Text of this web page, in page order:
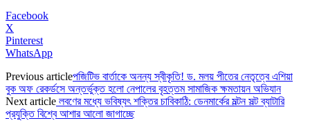
Facebook
X
Pinterest
WhatsApp
Previous articleপজিটিভ বার্তাকে অনন্য স্বীকৃতি! ড. মলয় পীতের নেতৃত্বে এশিয়া
বুক অফ রেকর্ডসে অন্তর্ভুক্ত হলো নেপালের বৃহত্তম সামাজিক ক্ষমতায়ন অভিযান
Next article লবণের মধ্যে ভবিষ্যৎ শক্তির চাবিকাঠি: ডেনমার্কের মল্টন সল্ট ব্যাটারি
প্রযুক্তি বিশ্বে আশার আলো জাগাচ্ছে